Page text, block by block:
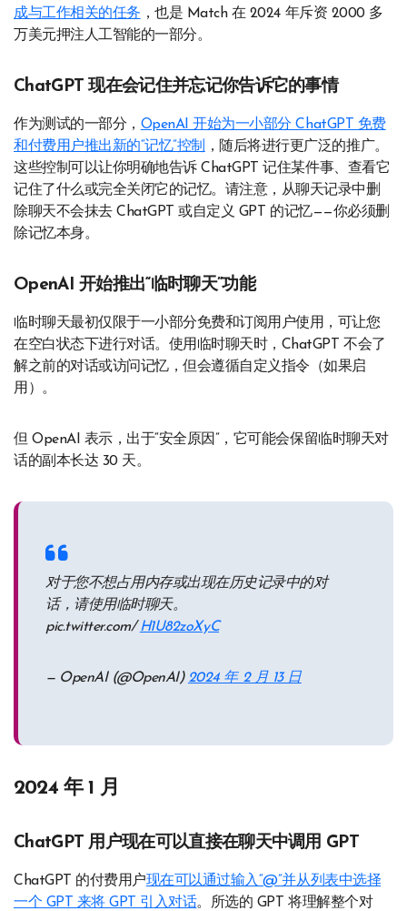
成与工作相关的任务 ，也是 Match 在 2024 年斥资 2000 多
万美元押注人工智能的一部分。
ChatGPT 现在会记住并忘记你告诉它的事情
作为测试的一部分， OpenAI 开始为一小部分 ChatGPT 免费
和付费用户推出新的“记忆”控制
，随后将进行更广泛的推广。
这些控制可以让你明确地告诉 ChatGPT 记住某件事、查看它
记住了什么或完全关闭它的记忆。请注意，从聊天记录中删
除聊天不会抹去 ChatGPT 或自定义 GPT 的记忆——你必须删
除记忆本身。
OpenAI 开始推出“临时聊天”功能
临时聊天最初仅限于一小部分免费和订阅用户使用，可让您
在空白状态下进行对话。使用临时聊天时，ChatGPT 不会了
解之前的对话或访问记忆，但会遵循自定义指令（如果启
用）。
但 OpenAI 表示，出于“安全原因”，它可能会保留临时聊天对
话的副本长达 30 天。
对于您不想占用内存或出现在历史记录中的对
话，请使用临时聊天。
pic.twitter.com/H1U82zoXyC
— OpenAI (@OpenAI) 2024 年 2 月 13 日
2024 年 1 月
ChatGPT 用户现在可以直接在聊天中调用 GPT
ChatGPT 的付费用户现在可以通过输入“@”并从列表中选择
一个 GPT 来将 GPT 引入对话。所选的 GPT 将理解整个对